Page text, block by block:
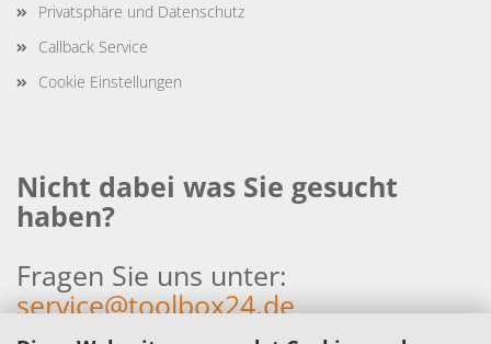
Privatsphäre und Datenschutz
Callback Service
Cookie Einstellungen
Nicht dabei was Sie gesucht
haben?
Fragen Sie uns unter:
service@toolbox24.de